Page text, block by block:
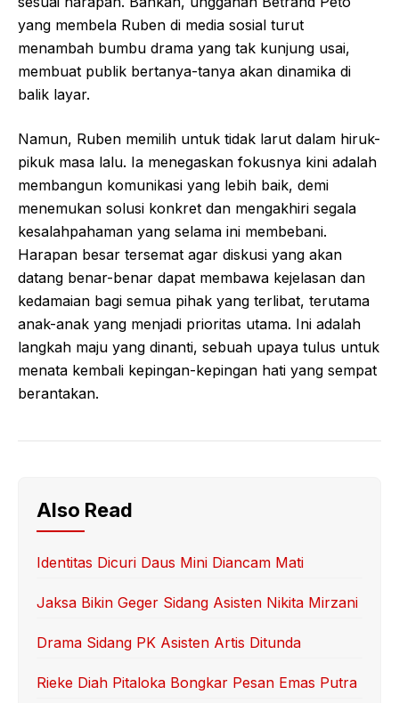
yang membela Ruben di media sosial turut
menambah bumbu drama yang tak kunjung usai,
membuat publik bertanya-tanya akan dinamika di
balik layar.
Namun, Ruben memilih untuk tidak larut dalam hiruk-
pikuk masa lalu. Ia menegaskan fokusnya kini adalah
membangun komunikasi yang lebih baik, demi
menemukan solusi konkret dan mengakhiri segala
kesalahpahaman yang selama ini membebani.
Harapan besar tersemat agar diskusi yang akan
datang benar-benar dapat membawa kejelasan dan
kedamaian bagi semua pihak yang terlibat, terutama
anak-anak yang menjadi prioritas utama. Ini adalah
langkah maju yang dinanti, sebuah upaya tulus untuk
menata kembali kepingan-kepingan hati yang sempat
berantakan.
Also Read
Identitas Dicuri Daus Mini Diancam Mati
Jaksa Bikin Geger Sidang Asisten Nikita Mirzani
Drama Sidang PK Asisten Artis Ditunda
Rieke Diah Pitaloka Bongkar Pesan Emas Putra